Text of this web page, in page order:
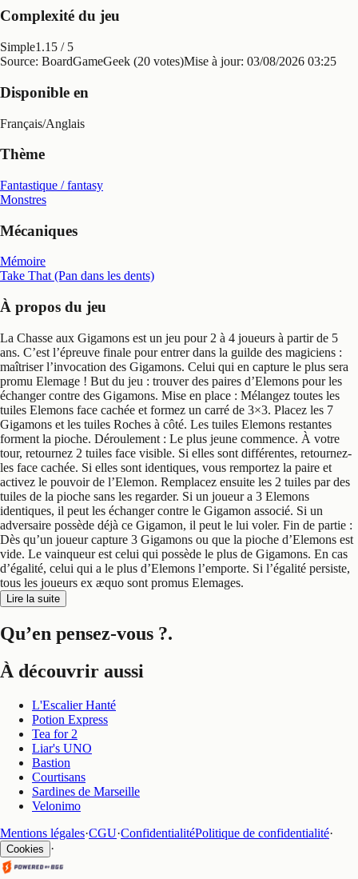
Complexité du jeu
Simple1.15 / 5
Source: BoardGameGeek (20 votes)Mise à jour: 03/08/2026 03:25
Disponible en
Français/Anglais
Thème
Fantastique / fantasy
Monstres
Mécaniques
Mémoire
Take That (Pan dans les dents)
À propos du jeu
La Chasse aux Gigamons est un jeu pour 2 à 4 joueurs à partir de 5
ans. C’est l’épreuve finale pour entrer dans la guilde des magiciens :
maîtriser l’invocation des Gigamons. Celui qui en capture le plus sera
promu Elemage ! But du jeu : trouver des paires d’Elemons pour les
échanger contre des Gigamons. Mise en place : Mélangez toutes les
tuiles Elemons face cachée et formez un carré de 3×3. Placez les 7
Gigamons et les tuiles Roches à côté. Les tuiles Elemons restantes
forment la pioche. Déroulement : Le plus jeune commence. À votre
tour, retournez 2 tuiles face visible. Si elles sont différentes, retournez-
les face cachée. Si elles sont identiques, vous remportez la paire et
activez le pouvoir de l’Elemon. Remplacez ensuite les 2 tuiles par des
tuiles de la pioche sans les regarder. Si un joueur a 3 Elemons
identiques, il peut les échanger contre le Gigamon associé. Si un
adversaire possède déjà ce Gigamon, il peut le lui voler. Fin de partie :
Dès qu’un joueur capture 3 Gigamons ou que la pioche d’Elemons est
vide. Le vainqueur est celui qui possède le plus de Gigamons. En cas
d’égalité, celui qui a le plus d’Elemons l’emporte. Si l’égalité persiste,
tous les joueurs ex æquo sont promus Elemages.
Lire la suite
Qu’en pensez-vous ?.
À découvrir aussi
L'Escalier Hanté
Potion Express
Tea for 2
Liar's UNO
Bastion
Courtisans
Sardines de Marseille
Velonimo
Mentions légales·CGU·ConfidentialitéPolitique de confidentialité·
Cookies ·